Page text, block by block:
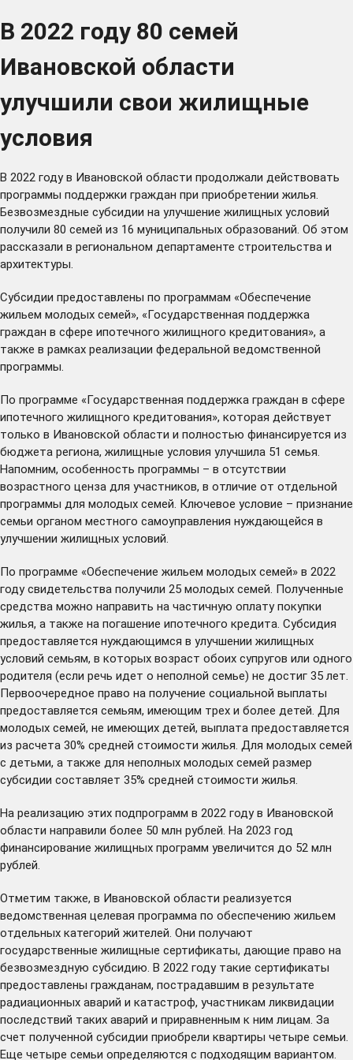
В 2022 году 80 семей
Ивановской области
улучшили свои жилищные
условия
В 2022 году в Ивановской области продолжали действовать
программы поддержки граждан при приобретении жилья.
Безвозмездные субсидии на улучшение жилищных условий
получили 80 семей из 16 муниципальных образований. Об этом
рассказали в региональном департаменте строительства и
архитектуры.
Субсидии предоставлены по программам «Обеспечение
жильем молодых семей», «Государственная поддержка
граждан в сфере ипотечного жилищного кредитования», а
также в рамках реализации федеральной ведомственной
программы.
По программе «Государственная поддержка граждан в сфере
ипотечного жилищного кредитования», которая действует
только в Ивановской области и полностью финансируется из
бюджета региона, жилищные условия улучшила 51 семья.
Напомним, особенность программы – в отсутствии
возрастного ценза для участников, в отличие от отдельной
программы для молодых семей. Ключевое условие – признание
семьи органом местного самоуправления нуждающейся в
улучшении жилищных условий.
По программе «Обеспечение жильем молодых семей» в 2022
году свидетельства получили 25 молодых семей. Полученные
средства можно направить на частичную оплату покупки
жилья, а также на погашение ипотечного кредита. Субсидия
предоставляется нуждающимся в улучшении жилищных
условий семьям, в которых возраст обоих супругов или одного
родителя (если речь идет о неполной семье) не достиг 35 лет.
Первоочередное право на получение социальной выплаты
предоставляется семьям, имеющим трех и более детей. Для
молодых семей, не имеющих детей, выплата предоставляется
из расчета 30% средней стоимости жилья. Для молодых семей
с детьми, а также для неполных молодых семей размер
субсидии составляет 35% средней стоимости жилья.
На реализацию этих подпрограмм в 2022 году в Ивановской
области направили более 50 млн рублей. На 2023 год
финансирование жилищных программ увеличится до 52 млн
рублей.
Отметим также, в Ивановской области реализуется
ведомственная целевая программа по обеспечению жильем
отдельных категорий жителей. Они получают
государственные жилищные сертификаты, дающие право на
безвозмездную субсидию. В 2022 году такие сертификаты
предоставлены гражданам, пострадавшим в результате
радиационных аварий и катастроф, участникам ликвидации
последствий таких аварий и приравненным к ним лицам. За
счет полученной субсидии приобрели квартиры четыре семьи.
Еще четыре семьи определяются с подходящим вариантом.